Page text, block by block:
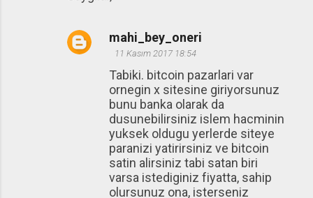
mahi_bey_oneri
11 Kasım 2017 18:54
Tabiki. bitcoin pazarlari var
ornegin x sitesine giriyorsunuz
bunu banka olarak da
dusunebilirsiniz islem hacminin
yuksek oldugu yerlerde siteye
paranizi yatirirsiniz ve bitcoin
satin alirsiniz tabi satan biri
varsa istediginiz fiyatta, sahip
olursunuz ona, isterseniz